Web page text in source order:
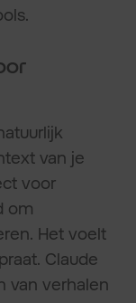
van je
voor
om
Het voelt
Claude
van verhalen